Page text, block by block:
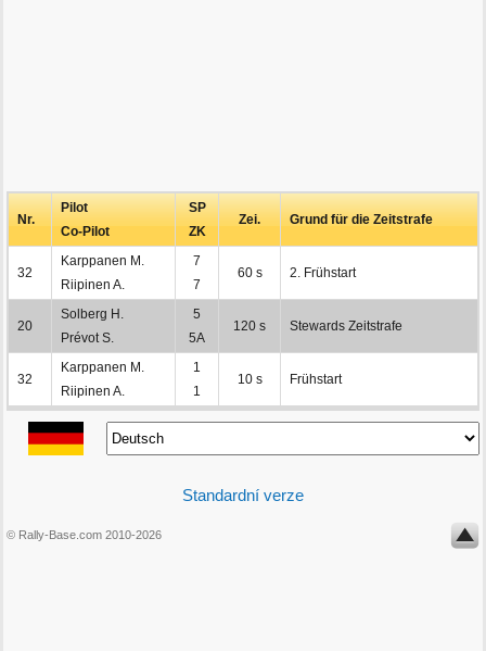
Nr.
Pilot
Co-Pilot
SP
ZK
Zei. Grund für die Zeitstrafe
32
Karppanen M.
Riipinen A.
7
7
60 s 2. Frühstart
20
Solberg H.
Prévot S.
5
5A
120 s Stewards Zeitstrafe
32
Karppanen M.
Riipinen A.
1
1
10 s Frühstart
Standardní verze
© Rally-Base.com 2010-2026